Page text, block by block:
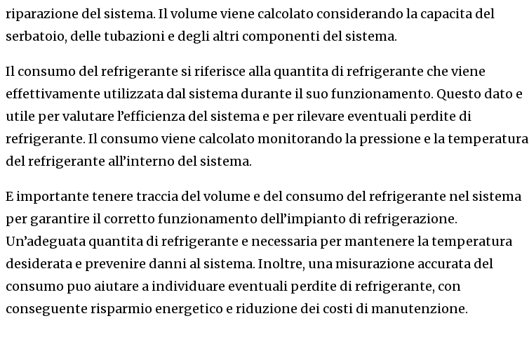
riparazione del sistema. Il volume viene calcolato considerando la capacita del
serbatoio, delle tubazioni e degli altri componenti del sistema.
Il consumo del refrigerante si riferisce alla quantita di refrigerante che viene
effettivamente utilizzata dal sistema durante il suo funzionamento. Questo dato e
utile per valutare l’efficienza del sistema e per rilevare eventuali perdite di
refrigerante. Il consumo viene calcolato monitorando la pressione e la temperatura
del refrigerante all’interno del sistema.
E importante tenere traccia del volume e del consumo del refrigerante nel sistema
per garantire il corretto funzionamento dell’impianto di refrigerazione.
Un’adeguata quantita di refrigerante e necessaria per mantenere la temperatura
desiderata e prevenire danni al sistema. Inoltre, una misurazione accurata del
consumo puo aiutare a individuare eventuali perdite di refrigerante, con
conseguente risparmio energetico e riduzione dei costi di manutenzione.